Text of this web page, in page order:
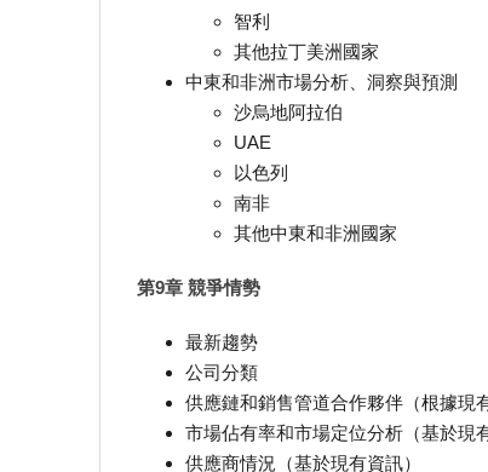
智利
其他拉丁美洲國家
中東和非洲市場分析、洞察與預測
沙烏地阿拉伯
UAE
以色列
南非
其他中東和非洲國家
第9章 競爭情勢
最新趨勢
公司分類
供應鏈和銷售管道合作夥伴（根據現
市場佔有率和市場定位分析（基於現
供應商情況（基於現有資訊）